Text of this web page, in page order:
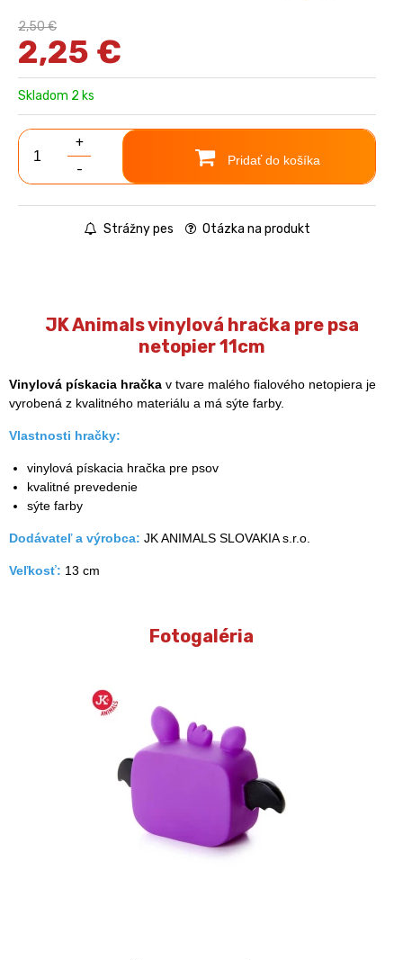
2,50 €
2,25 €
Skladom 2 ks
+
-
Pridať do košíka
Strážny pes Otázka na produkt
JK Animals vinylová hračka pre psa
netopier 11cm
Vinylová pískacia hračka v tvare malého fialového netopiera je
vyrobená z kvalitného materiálu a má sýte farby.
Vlastnosti hračky:
vinylová pískacia hračka pre psov
kvalitné prevedenie
sýte farby
Dodávateľ a výrobca: JK ANIMALS SLOVAKIA s.r.o.
Veľkosť: 13 cm
Fotogaléria